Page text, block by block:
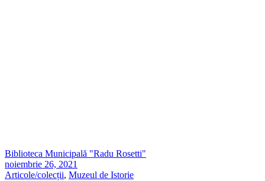
Biblioteca Municipală "Radu Rosetti"
noiembrie 26, 2021
Articole/colecții, Muzeul de Istorie